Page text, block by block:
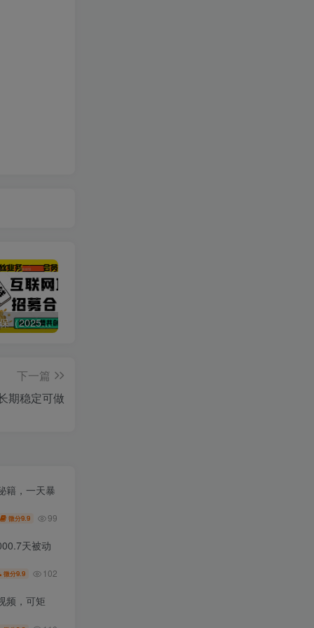
🔥观山太保（2025） 百度:
下一篇
期稳定可做
籍，一天暴
微分9.9 99
天被动
微分9.9 102
频，可矩